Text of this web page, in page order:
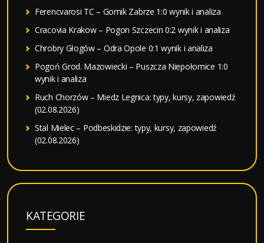
Ferencvarosi TC – Gornik Zabrze 1:0 wynik i analiza
Cracovia Krakow – Pogon Szczecin 0:2 wynik i analiza
Chrobry Głogów – Odra Opole 0:1 wynik i analiza
Pogoń Grod. Mazowiecki – Puszcza Niepołomice 1:0
wynik i analiza
Ruch Chorzów – Miedz Legnica: typy, kursy, zapowiedź
(02.08.2026)
Stal Mielec – Podbeskidzie: typy, kursy, zapowiedź
(02.08.2026)
KATEGORIE